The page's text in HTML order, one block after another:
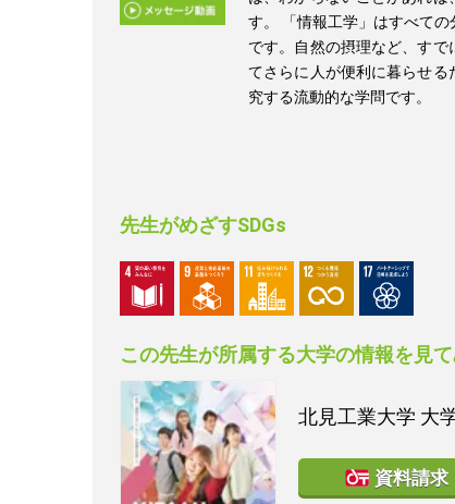
す。 「情報工学」はすべて
です。自然の摂理など、す
てさらに人が便利に暮らせ
究する流動的な学問です。
先生がめざすSDGs
この先生が所属する大学の情報を見て
北見工業大学 大
資料請求